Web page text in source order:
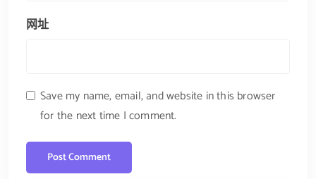
网址
Save my name, email, and website in this browser
for the next time I comment.